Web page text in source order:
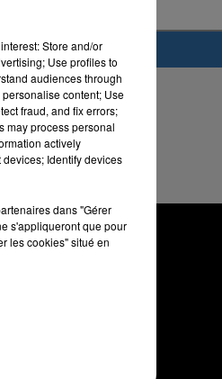
Store and/or
Use profiles to
audiences through
content; Use
fraud, and fix errors;
may process personal
actively
Identify devices
dans "Gérer
s'appliqueront que pour
les cookies" situé en